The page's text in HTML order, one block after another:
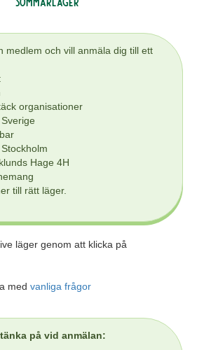
medlem och vill anmäla dig till ett
organisationer
Hage 4H
till rätt läger.
läger genom att klicka på
med vanliga frågor
på vid anmälan: